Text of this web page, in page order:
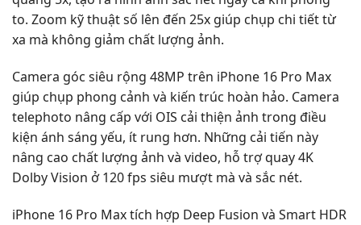
to. Zoom kỹ thuật số lên đến 25x giúp chụp chi tiết từ
xa mà không giảm chất lượng ảnh.
Camera góc siêu rộng 48MP trên iPhone 16 Pro Max
giúp chụp phong cảnh và kiến trúc hoàn hảo. Camera
telephoto nâng cấp với OIS cải thiện ảnh trong điều
kiện ánh sáng yếu, ít rung hơn. Những cải tiến này
nâng cao chất lượng ảnh và video, hỗ trợ quay 4K
Dolby Vision ở 120 fps siêu mượt mà và sắc nét.
iPhone 16 Pro Max tích hợp Deep Fusion và Smart HDR